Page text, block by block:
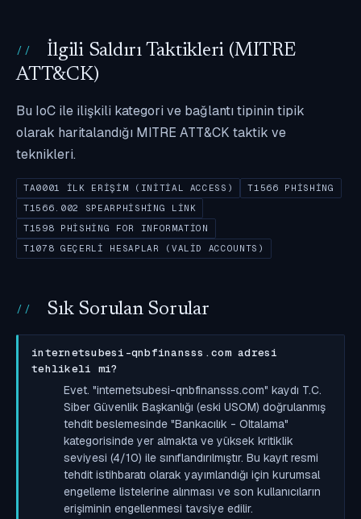
İlgili Saldırı Taktikleri (MITRE
ATT&CK)
Bu IoC ile ilişkili kategori ve bağlantı tipinin tipik
olarak haritalandığı MITRE ATT&CK taktik ve
teknikleri.
TA0001 İLK ERIŞIM (INITIAL ACCESS)
T1566 PHISHING
T1566.002 SPEARPHISHING LINK
T1598 PHISHING FOR INFORMATION
T1078 GEÇERLI HESAPLAR (VALID ACCOUNTS)
Sık Sorulan Sorular
internetsubesi-qnbfinansss.com adresi
tehlikeli mi?
Evet. "internetsubesi-qnbfinansss.com" kaydı T.C.
Siber Güvenlik Başkanlığı (eski USOM) doğrulanmış
tehdit beslemesinde "Bankacılık - Oltalama"
kategorisinde yer almakta ve yüksek kritiklik
seviyesi (4/10) ile sınıflandırılmıştır. Bu kayıt resmi
tehdit istihbaratı olarak yayımlandığı için kurumsal
engelleme listelerine alınması ve son kullanıcıların
erişiminin engellenmesi tavsiye edilir.